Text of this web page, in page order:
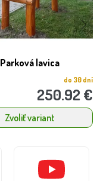
Parková lavica
do 30 dní
250.92 €
Zvoliť variant